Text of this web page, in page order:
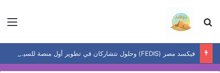
بحث عن
فيكسد مصر (FEDIS) وحلول تتشاركان في تطوير أول منصة للسياحة الصحية في مصر والشرق الأوسط وأفريقيا..